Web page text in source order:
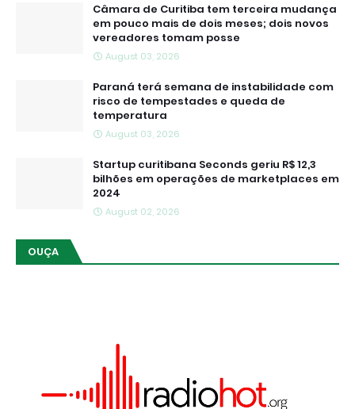
Câmara de Curitiba tem terceira mudança
em pouco mais de dois meses; dois novos
vereadores tomam posse
August 03, 2026
Paraná terá semana de instabilidade com
risco de tempestades e queda de
temperatura
August 03, 2026
Startup curitibana Seconds geriu R$ 12,3
bilhões em operações de marketplaces em
2024
August 02, 2026
OUÇA